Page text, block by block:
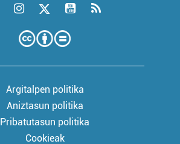
Argitalpen politika
Aniztasun politika
Pribatutasun politika
Cookieak